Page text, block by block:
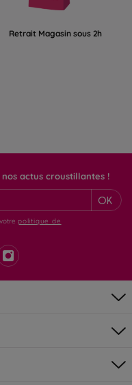
Retrait Magasin sous 2h
actus croustillantes !
OK
politique de